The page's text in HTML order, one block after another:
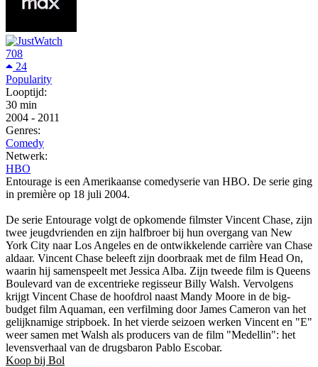
708
24
Popularity
Looptijd:
30 min
2004 - 2011
Genres:
Comedy
Netwerk:
HBO
Entourage is een Amerikaanse comedyserie van HBO. De serie ging
in première op 18 juli 2004.
De serie Entourage volgt de opkomende filmster Vincent Chase, zijn
twee jeugdvrienden en zijn halfbroer bij hun overgang van New
York City naar Los Angeles en de ontwikkelende carrière van Chase
aldaar. Vincent Chase beleeft zijn doorbraak met de film Head On,
waarin hij samenspeelt met Jessica Alba. Zijn tweede film is Queens
Boulevard van de excentrieke regisseur Billy Walsh. Vervolgens
krijgt Vincent Chase de hoofdrol naast Mandy Moore in de big-
budget film Aquaman, een verfilming door James Cameron van het
gelijknamige stripboek. In het vierde seizoen werken Vincent en "E"
weer samen met Walsh als producers van de film "Medellin": het
levensverhaal van de drugsbaron Pablo Escobar.
Koop bij Bol